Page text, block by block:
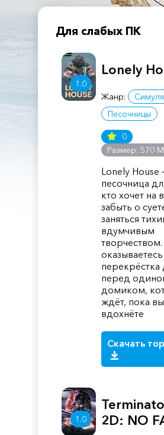
Для слабых ПК
1.0
Lonely
Жанр:
Песочницы
0
Размер: 570
Lonely House
песочница
кто хочет на
забыть о
заняться
вдумчивым
перекрёстка
перед
домиком,
ждёт, пока вы
вдохнёте
Скачать
1.0
2D: NO